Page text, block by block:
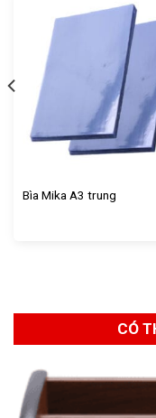
Bìa Mika A3 trung
CÓ